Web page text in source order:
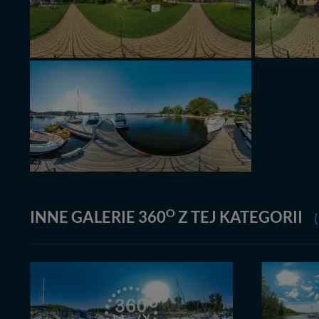
INNE GALERIE 360O Z TEJ KATEGORII